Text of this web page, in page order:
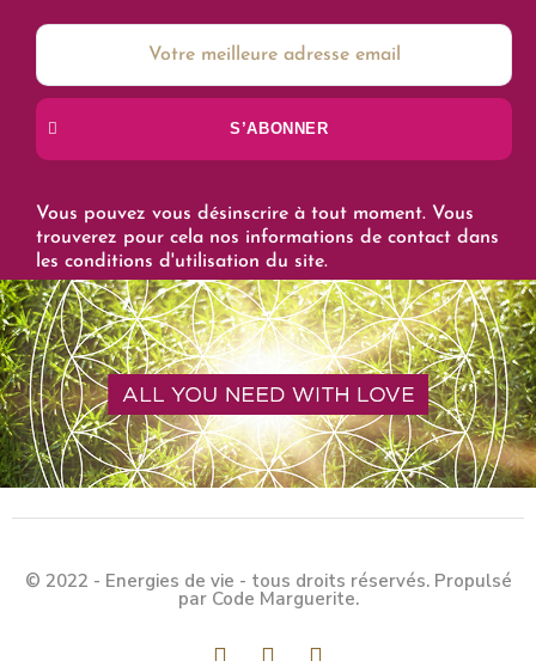
S’ABONNER
Vous pouvez vous désinscrire à tout moment. Vous
trouverez pour cela nos informations de contact dans
les conditions d'utilisation du site.
© 2022 - Energies de vie - tous droits réservés. Propulsé
par Code Marguerite.